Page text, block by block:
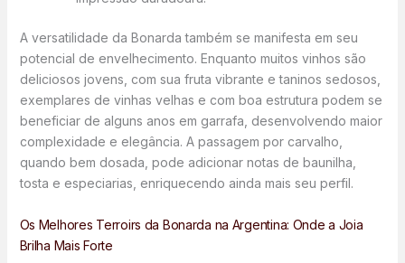
A versatilidade da Bonarda também se manifesta em seu
potencial de envelhecimento. Enquanto muitos vinhos são
deliciosos jovens, com sua fruta vibrante e taninos sedosos,
exemplares de vinhas velhas e com boa estrutura podem se
beneficiar de alguns anos em garrafa, desenvolvendo maior
complexidade e elegância. A passagem por carvalho,
quando bem dosada, pode adicionar notas de baunilha,
tosta e especiarias, enriquecendo ainda mais seu perfil.
Os Melhores Terroirs da Bonarda na Argentina: Onde a Joia
Brilha Mais Forte